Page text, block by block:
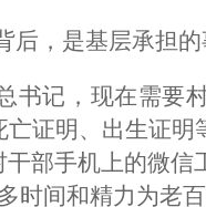
后，是基层承担
书记，现在需要
亡证明、出生证
干部手机上的微
时间和精力为老